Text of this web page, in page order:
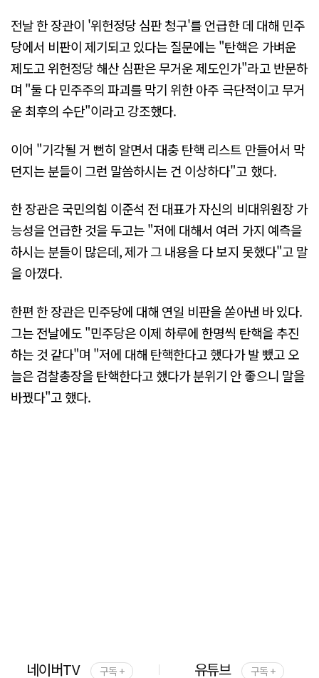
전날 한 장관이 '위헌정당 심판 청구'를 언급한 데 대해 민주
당에서 비판이 제기되고 있다는 질문에는 "탄핵은 가벼운
제도고 위헌정당 해산 심판은 무거운 제도인가"라고 반문하
며 "둘 다 민주주의 파괴를 막기 위한 아주 극단적이고 무거
운 최후의 수단"이라고 강조했다.
이어 "기각될 거 뻔히 알면서 대충 탄핵 리스트 만들어서 막
던지는 분들이 그런 말씀하시는 건 이상하다"고 했다.
한 장관은 국민의힘 이준석 전 대표가 자신의 비대위원장 가
능성을 언급한 것을 두고는 "저에 대해서 여러 가지 예측을
하시는 분들이 많은데, 제가 그 내용을 다 보지 못했다"고 말
을 아꼈다.
한편 한 장관은 민주당에 대해 연일 비판을 쏟아낸 바 있다.
그는 전날에도 "민주당은 이제 하루에 한명씩 탄핵을 추진
하는 것 같다"며 "저에 대해 탄핵한다고 했다가 발 뺐고 오
늘은 검찰총장을 탄핵한다고 했다가 분위기 안 좋으니 말을
바꿨다"고 했다.
네이버TV 구독 + 유튜브 구독 +